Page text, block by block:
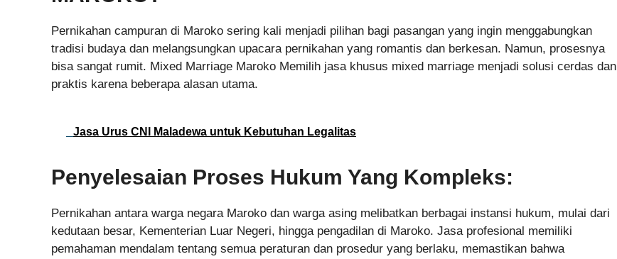
Pernikahan campuran di Maroko sering kali menjadi pilihan bagi pasangan yang ingin menggabungkan
tradisi budaya dan melangsungkan upacara pernikahan yang romantis dan berkesan. Namun, prosesnya
bisa sangat rumit. Mixed Marriage Maroko Memilih jasa khusus mixed marriage menjadi solusi cerdas dan
praktis karena beberapa alasan utama.
Jasa Urus CNI Maladewa untuk Kebutuhan Legalitas
Penyelesaian Proses Hukum Yang Kompleks:
Pernikahan antara warga negara Maroko dan warga asing melibatkan berbagai instansi hukum, mulai dari
kedutaan besar, Kementerian Luar Negeri, hingga pengadilan di Maroko. Jasa profesional memiliki
pemahaman mendalam tentang semua peraturan dan prosedur yang berlaku, memastikan bahwa